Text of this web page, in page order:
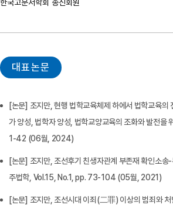
한국고문서학회 종신회원
대표논문
[논문] 조지만, 현행 법학교육체제 하에서 법학교육의
가 양성, 법학자 양성, 법학교양교육의 조화와 발전을
1-42 (06월, 2024)
[논문] 조지만, 조선후기 친생자관계 부존재 확인소
주법학, Vol.15, No.1, pp. 73-104 (05월, 2021)
[논문] 조지만, 조선시대 이죄(二罪) 이상의 범죄와